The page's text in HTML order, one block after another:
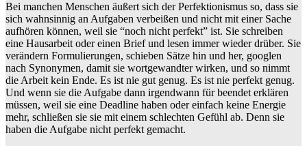
Bei manchen Menschen äußert sich der Perfektionismus so, dass sie
sich wahnsinnig an Aufgaben verbeißen und nicht mit einer Sache
aufhören können, weil sie “noch nicht perfekt” ist. Sie schreiben
eine Hausarbeit oder einen Brief und lesen immer wieder drüber. Sie
verändern Formulierungen, schieben Sätze hin und her, googlen
nach Synonymen, damit sie wortgewandter wirken, und so nimmt
die Arbeit kein Ende. Es ist nie gut genug. Es ist nie perfekt genug.
Und wenn sie die Aufgabe dann irgendwann für beendet erklären
müssen, weil sie eine Deadline haben oder einfach keine Energie
mehr, schließen sie sie mit einem schlechten Gefühl ab. Denn sie
haben die Aufgabe nicht perfekt gemacht.